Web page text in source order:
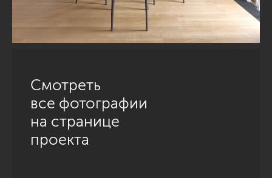
Смотреть
все фотографии
на странице
проекта